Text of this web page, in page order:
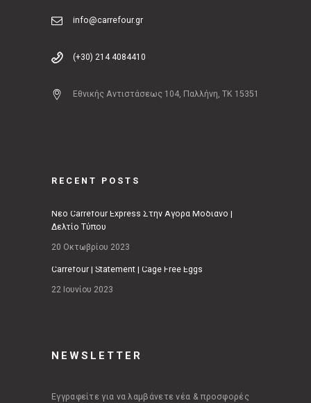
info@carrefour.gr
(+30) 214 4084410
Εθνικής Αντιστάσεως 104, Παλλήνη, ΤΚ 15351
RECENT POSTS
Νέο Carrefour Express Στην Αγορά Μοδιάνο |
Δελτίο Τύπου
20 Οκτωβρίου 2023
Carrefour | Statement | Cage Free Eggs
22 Ιουνίου 2023
NEWSLETTER
Εγγραφείτε για να λαμβάνετε νέα & προσφορές